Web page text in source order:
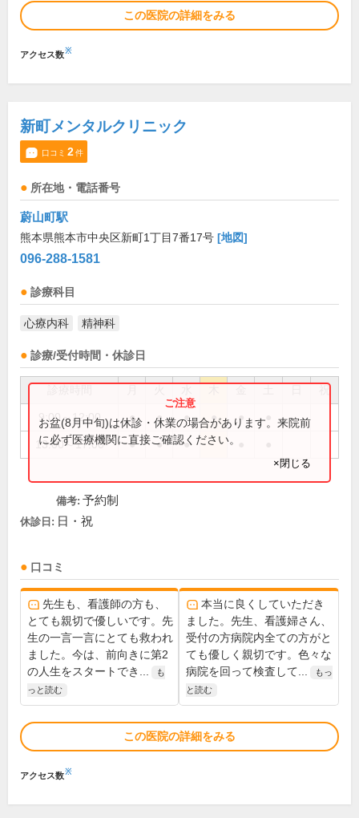
この医院の詳細をみる
アクセス数※
新町メンタルクリニック
口コミ 2件
所在地・電話番号
蔚山町駅
熊本県熊本市中央区新町1丁目7番17号 [地図]
096-288-1581
診療科目
心療内科 精神科
診療/受付時間・休診日
祝
9:00～12:00 ● ● ● ● ●
13:00～17:00 ● ● ●
お盆(8月中旬)は休診・休業の場合があります。来院前
に必ず医療機関に直接ご確認ください。
×閉じる
備考: 予約制
休診日: 日・祝
口コミ
先生も、看護師の方も、
とても親切で優しいです。先
生の一言一言にとても救われ
ました。今は、前向きに第2
の人生をスタートでき...
も
っと読む
本当に良くしていただき
ました。先生、看護婦さん、
受付の方病院内全ての方がと
ても優しく親切です。色々な
病院を回って検査して...
もっ
と読む
この医院の詳細をみる
アクセス数※